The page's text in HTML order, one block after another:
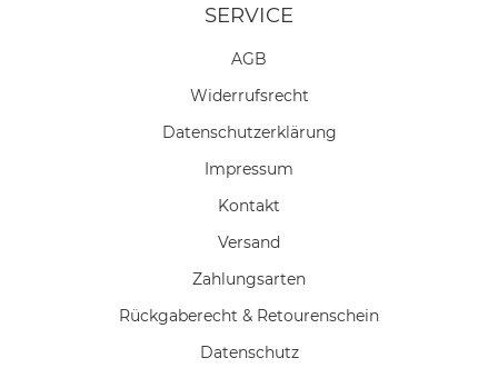
SERVICE
AGB
Widerrufs­recht
Daten­schutz­erklärung
Impressum
Kontakt
Versand
Zahlungsarten
Rückgaberecht & Retourenschein
Datenschutz